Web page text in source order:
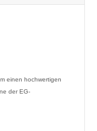
einen hochwertigen
der EG-